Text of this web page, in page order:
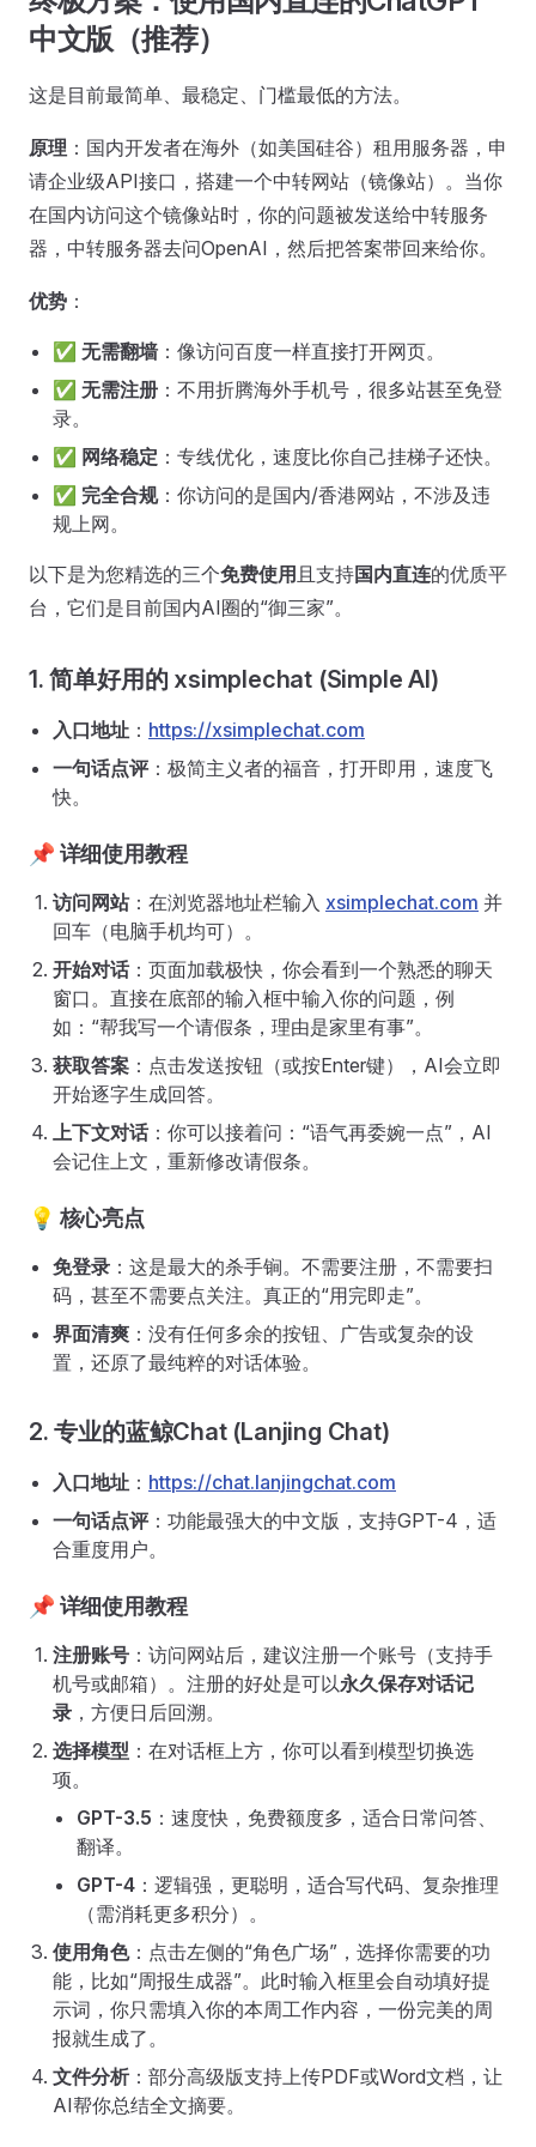
中文版（推荐）
这是目前最简单、最稳定、门槛最低的方法。
原理 ：国内开发者在海外（如美国硅谷）租用服务器，申
请企业级API接口，搭建一个中转网站（镜像站）。当你
在国内访问这个镜像站时，你的问题被发送给中转服务
器，中转服务器去问OpenAI，然后把答案带回来给你。
优势 ：
✅ 无需翻墙 ：像访问百度一样直接打开网页。
✅ 无需注册 ：不用折腾海外手机号，很多站甚至免登
录。
✅ 网络稳定 ：专线优化，速度比你自己挂梯子还快。
✅ 完全合规：你访问的是国内/香港网站，不涉及违
规上网。
以下是为您精选的三个免费使用 且支持国内直连的优质平
台，它们是目前国内AI圈的“御三家”。
1. 简单好用的 xsimplechat (Simple AI)
入口地址 ： https://xsimplechat.com
一句话点评：极简主义者的福音，打开即用，速度飞
快。
📌 详细使用教程
访问网站：在浏览器地址栏输入 xsimplechat.com 并
回车（电脑手机均可）。
开始对话：页面加载极快，你会看到一个熟悉的聊天
窗口。直接在底部的输入框中输入你的问题，例
如：“帮我写一个请假条，理由是家里有事”。
获取答案 ：点击发送按钮（或按Enter键），AI会立即
开始逐字生成回答。
上下文对话：你可以接着问：“语气再委婉一点”，AI
会记住上文，重新修改请假条。
💡 核心亮点
免登录 ：这是最大的杀手锏。不需要注册，不需要扫
码，甚至不需要点关注。真正的“用完即走”。
界面清爽 ：没有任何多余的按钮、广告或复杂的设
置，还原了最纯粹的对话体验。
2. 专业的蓝鲸Chat (Lanjing Chat)
入口地址 ： https://chat.lanjingchat.com
一句话点评：功能最强大的中文版，支持GPT-4，适
合重度用户。
📌 详细使用教程
注册账号 ：访问网站后，建议注册一个账号（支持手
机号或邮箱）。注册的好处是可以永久保存对话记
录 ，方便日后回溯。
选择模型 ：在对话框上方，你可以看到模型切换选
项。
GPT-3.5 ：速度快，免费额度多，适合日常问答、
翻译。
GPT-4 ：逻辑强，更聪明，适合写代码、复杂推理
（需消耗更多积分）。
使用角色：点击左侧的“角色广场”，选择你需要的功
能，比如“周报生成器”。此时输入框里会自动填好提
示词，你只需填入你的本周工作内容，一份完美的周
报就生成了。
文件分析：部分高级版支持上传PDF或Word文档，让
AI帮你总结全文摘要。